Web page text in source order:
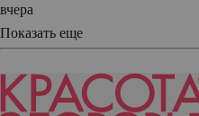
вчера
Показать еще